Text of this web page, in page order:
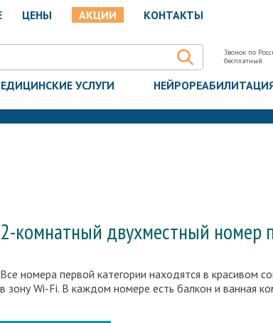
ЦЕНЫ АКЦИИ КОНТАКТЫ
Звонок по
бесплатный
УСЛУГИ
2-комнатный двухместный номер
Все номера первой категории находятся в красивом
в зону Wi-Fi. В каждом номере есть балкон и ванная